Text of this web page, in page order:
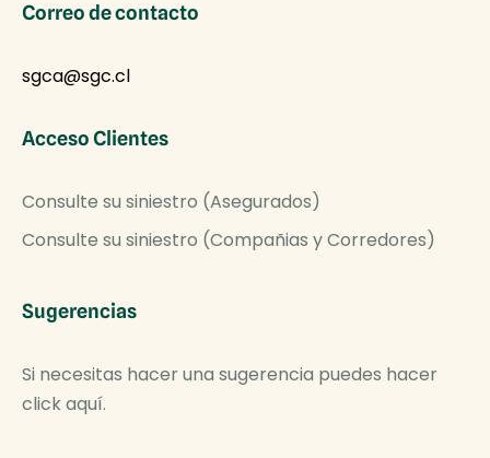
Correo de contacto
sgca@sgc.cl
Acceso Clientes
Consulte su siniestro (Asegurados)
Consulte su siniestro (Compañias y Corredores)
Sugerencias
Si necesitas hacer una sugerencia puedes hacer
click aquí.